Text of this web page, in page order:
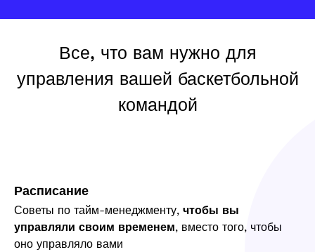
Все, что вам нужно для
управления вашей баскетбольной
командой
Расписание
Советы по тайм-менеджменту, чтобы вы
управляли своим временем, вместо того, чтобы
оно управляло вами